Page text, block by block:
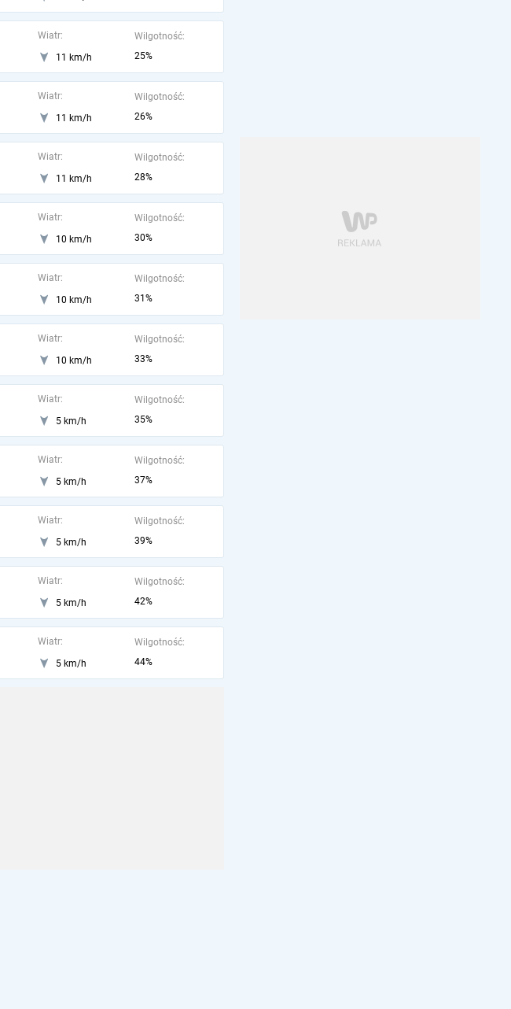
Wiatr:
11 km/h
Wilgotność:
25%
Wiatr:
11 km/h
Wilgotność:
26%
Wiatr:
11 km/h
Wilgotność:
28%
Wiatr:
10 km/h
Wilgotność:
30%
Wiatr:
10 km/h
Wilgotność:
31%
Wiatr:
10 km/h
Wilgotność:
33%
Wiatr:
5 km/h
Wilgotność:
35%
Wiatr:
5 km/h
Wilgotność:
37%
Wiatr:
5 km/h
Wilgotność:
39%
Wiatr:
5 km/h
Wilgotność:
42%
Wiatr:
5 km/h
Wilgotność:
44%